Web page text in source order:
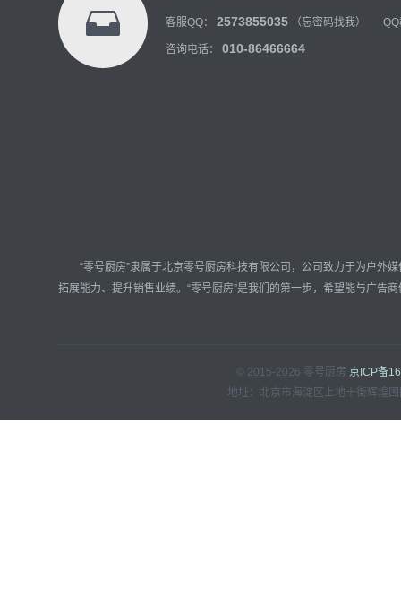
客服QQ： 2573855035 （忘密码找我）
咨询电话： 010-86466664
“零号厨房”隶属于北京零号厨房科技有限公司，公司致力于为户外
拓展能力、提升销售业绩。“零号厨房”是我们的第一步，希望能与广告
© 2015-2026 零号厨房 京ICP备
地址：北京市海淀区上地十街辉煌